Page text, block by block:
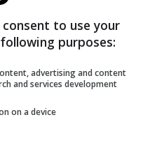
to use your
purposes:
advertising and content
and services development
on a device